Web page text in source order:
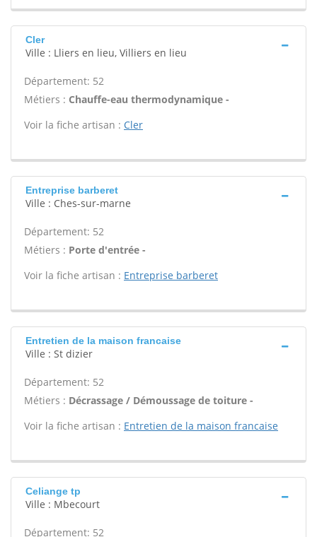
Cler
Ville : Lliers en lieu, Villiers en lieu
Département: 52
Métiers : Chauffe-eau thermodynamique -
Voir la fiche artisan : Cler
Entreprise barberet
Ville : Ches-sur-marne
Département: 52
Métiers : Porte d'entrée -
Voir la fiche artisan : Entreprise barberet
Entretien de la maison francaise
Ville : St dizier
Département: 52
Métiers : Décrassage / Démoussage de toiture -
Voir la fiche artisan : Entretien de la maison francaise
Celiange tp
Ville : Mbecourt
Département: 52